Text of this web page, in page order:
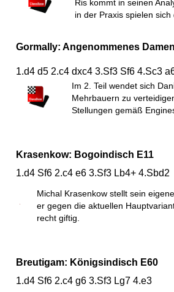
Ris kommt in seinen
in der Praxis spielen
Gormally: Angenommenes
1.d4 d5 2.c4 dxc4 3.Sf3 Sf6 4.Sc3
Im 2. Teil wendet sich
Mehrbauern zu
Stellungen gemäß
Krasenkow: Bogoindisch E11
1.d4 Sf6 2.c4 e6 3.Sf3 Lb4+ 4.Sbd2
Michal Krasenkow stellt sein
er gegen die aktuellen
recht giftig.
Breutigam: Königsindisch E60
1.d4 Sf6 2.c4 g6 3.Sf3 Lg7 4.e3